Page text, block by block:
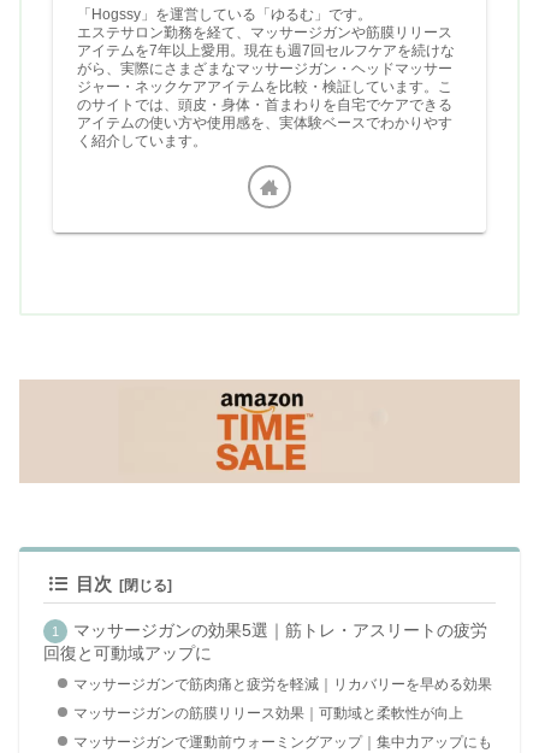
「Hogssy」を運営している「ゆるむ」です。
エステサロン勤務を経て、マッサージガンや筋膜リリース
アイテムを7年以上愛用。現在も週7回セルフケアを続けな
がら、実際にさまざまなマッサージガン・ヘッドマッサー
ジャー・ネックケアアイテムを比較・検証しています。こ
のサイトでは、頭皮・身体・首まわりを自宅でケアできる
アイテムの使い方や使用感を、実体験ベースでわかりやす
く紹介しています。
目次
マッサージガンの効果5選｜筋トレ・アスリートの疲労
回復と可動域アップに
マッサージガンで筋肉痛と疲労を軽減｜リカバリーを早める効果
マッサージガンの筋膜リリース効果｜可動域と柔軟性が向上
マッサージガンで運動前ウォーミングアップ｜集中力アップにも